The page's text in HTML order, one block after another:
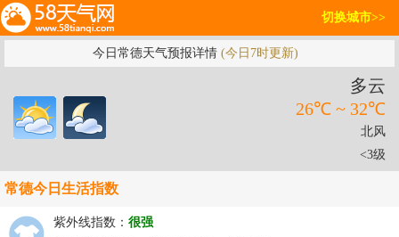
切换城市>>
今日常德天气预报详情(今日7时更新)
多云
26℃ ~ 32℃
北风
<3级
常德今日生活指数
紫外线指数： 很强